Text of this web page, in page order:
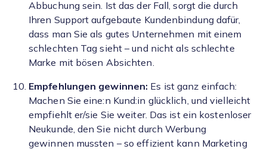
Abbuchung sein. Ist das der Fall, sorgt die durch
Ihren Support aufgebaute Kundenbindung dafür,
dass man Sie als gutes Unternehmen mit einem
schlechten Tag sieht – und nicht als schlechte
Marke mit bösen Absichten.
Empfehlungen gewinnen: Es ist ganz einfach:
Machen Sie eine:n Kund:in glücklich, und vielleicht
empfiehlt er/sie Sie weiter. Das ist ein kostenloser
Neukunde, den Sie nicht durch Werbung
gewinnen mussten – so effizient kann Marketing